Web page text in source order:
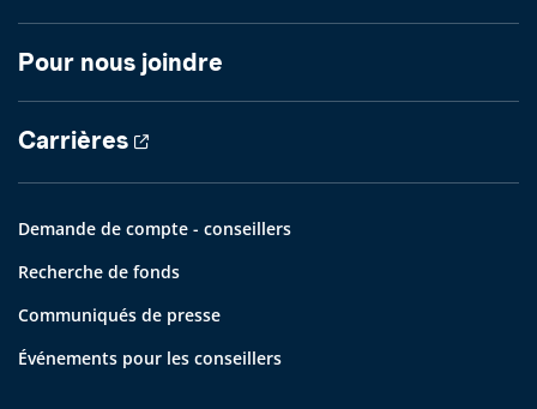
Pour nous joindre
Carrières
Demande de compte - conseillers
Recherche de fonds
Communiqués de presse
Événements pour les conseillers